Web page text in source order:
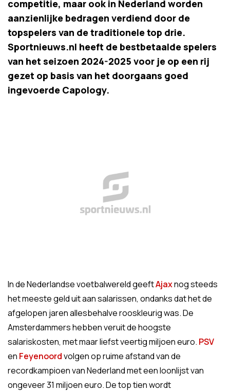
competitie, maar ook in Nederland worden
aanzienlijke bedragen verdiend door de
topspelers van de traditionele top drie.
Sportnieuws.nl heeft de bestbetaalde spelers
van het seizoen 2024-2025 voor je op een rij
gezet op basis van het doorgaans goed
ingevoerde Capology.
In de Nederlandse voetbalwereld geeftAjaxnog steeds
het meeste geld uit aan salarissen, ondanks dat het de
afgelopen jaren allesbehalve rooskleurig was. De
Amsterdammers hebben veruit de hoogste
salariskosten, met maar liefst veertig miljoen euro. PSV
en Feyenoordvolgen op ruime afstand van de
recordkampioen van Nederland met een loonlijst van
ongeveer 31 miljoen euro. De top tien wordt